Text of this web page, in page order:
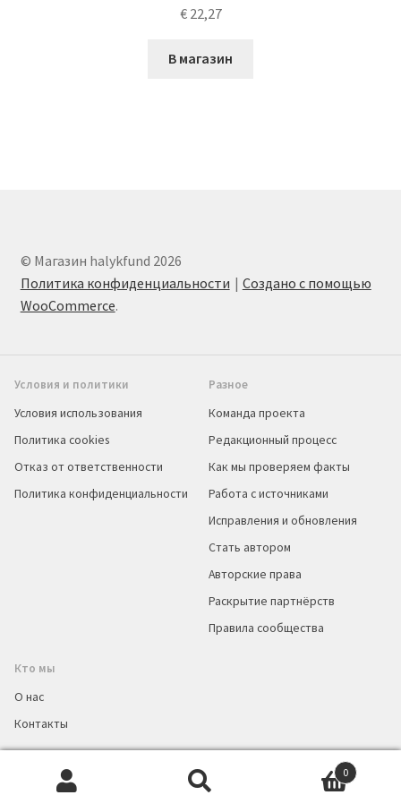
€22,27
В магазин
© Магазин halykfund 2026
Политика конфиденциальности
Создано с помощью
WooCommerce.
0
Условия и политики
Условия использования
Политика cookies
Отказ от ответственности
Политика конфиденциальности
Разное
Команда проекта
Редакционный процесс
Как мы проверяем факты
Работа с источниками
Исправления и обновления
Стать автором
Авторские права
Раскрытие партнёрств
Правила сообщества
Кто мы
О нас
Контакты